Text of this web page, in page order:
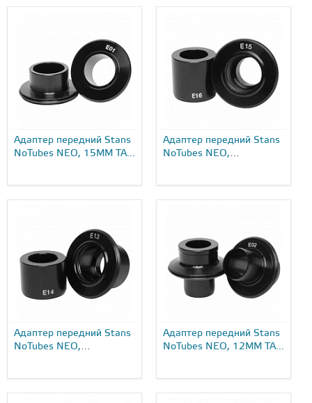
Адаптер передний Stans
NoTubes NEO, 15MM TA...
Адаптер передний Stans
NoTubes NEO,
Адаптер передний Stans
NoTubes NEO,
Адаптер передний Stans
NoTubes NEO, 12MM TA...